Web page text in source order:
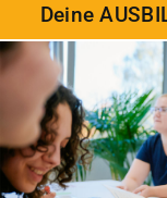
Deine